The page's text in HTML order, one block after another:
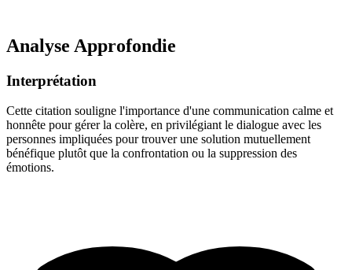
Analyse Approfondie
Interprétation
Cette citation souligne l'importance d'une communication calme et
honnête pour gérer la colère, en privilégiant le dialogue avec les
personnes impliquées pour trouver une solution mutuellement
bénéfique plutôt que la confrontation ou la suppression des
émotions.